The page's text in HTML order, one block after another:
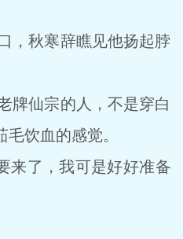
秋寒辞瞧见他扬起脖
仙宗的人，不是穿白
饮血的感觉。
了，我可是好好准备